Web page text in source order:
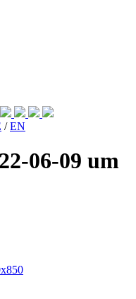
/EN
06-09 um